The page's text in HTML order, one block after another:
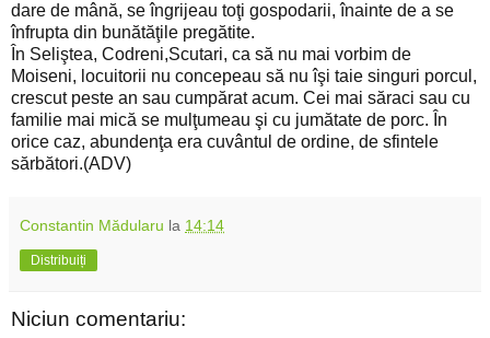
dare de mână, se îngrijeau toţi gospodarii, înainte de a se
înfrupta din bunătăţile pregătite.
În Seliştea, Codreni,Scutari, ca să nu mai vorbim de
Moiseni, locuitorii nu concepeau să nu îşi taie singuri porcul,
crescut peste an sau cumpărat acum. Cei mai săraci sau cu
familie mai mică se mulţumeau şi cu jumătate de porc. În
orice caz, abundenţa era cuvântul de ordine, de sfintele
sărbători.(ADV)
Constantin Mădularu la 14:14
Distribuiți
Niciun comentariu: